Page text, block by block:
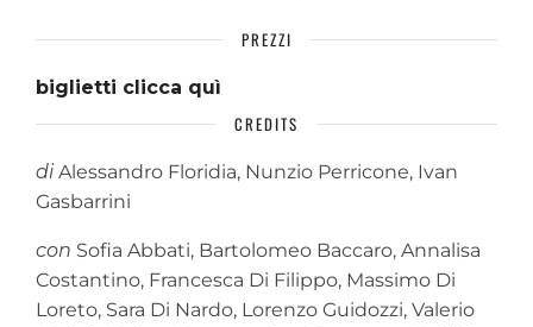
PREZZI
biglietti clicca quì
CREDITS
diAlessandro Floridia, Nunzio Perricone, Ivan
Gasbarrini
con Sofia Abbati, Bartolomeo Baccaro, Annalisa
Costantino, Francesca Di Filippo, Massimo Di
Loreto, Sara Di Nardo, Lorenzo Guidozzi, Valerio